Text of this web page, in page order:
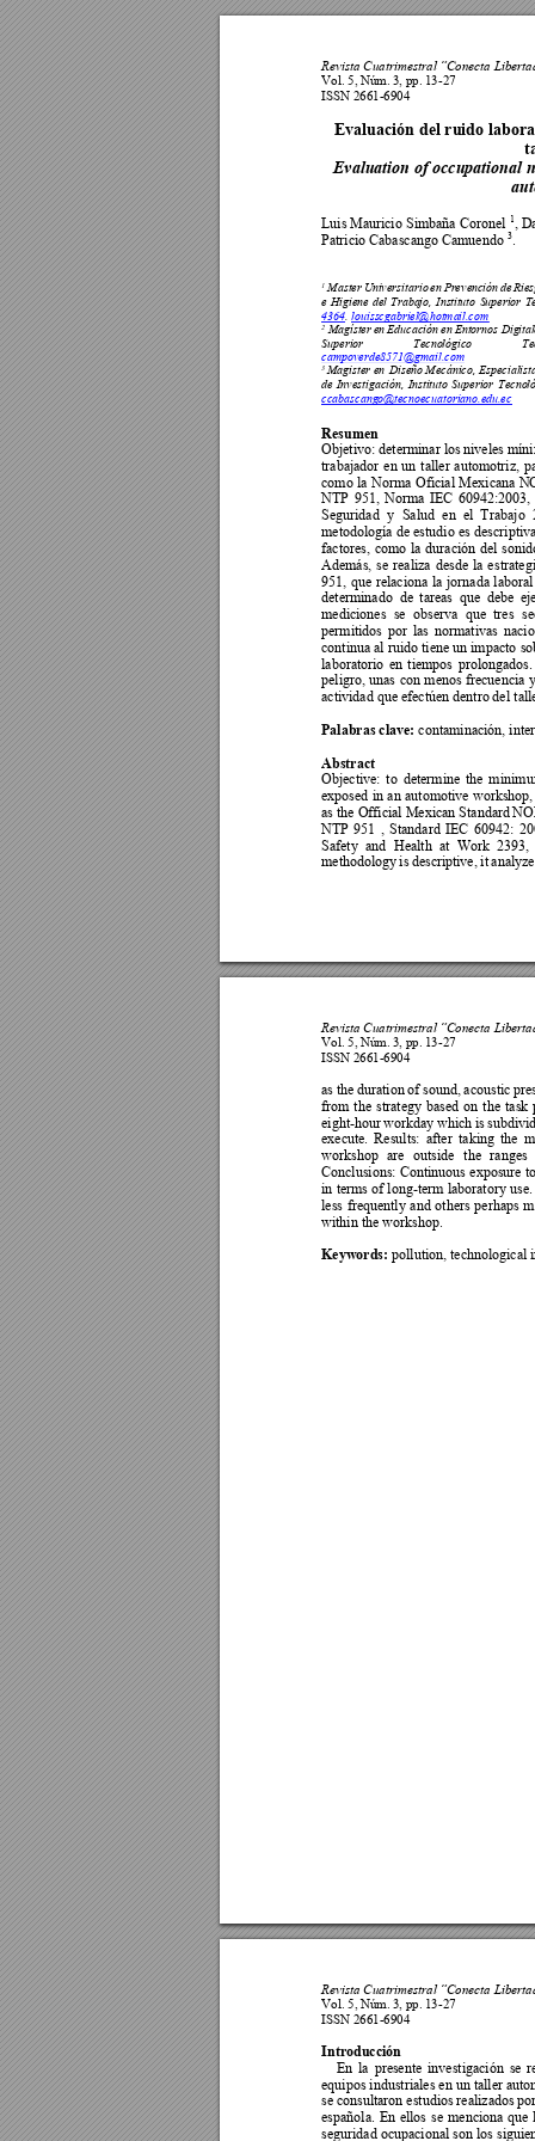
Revista Cuatrimestral “Conecta Liberta
Vol. 5, Núm. 3, pp. 13-27
ISSN 2661-6904
Evaluación del ruido
Evaluation of occupational
Luis Mauricio Simbaña Coronel 1,
Patricio Cabascango Camuendo 3.
1 Master Universitario en Prevención de
e Higiene del Trabajo, Instituto Superior T
4364. louisscgabriel@hotmail.com
2 Magíster en Educación en Entornos Dig
Superior
Tecnológico
campoverde8571@gmail.com
3 Magister en DiseñoMecánico, Esp
de Investigación, Instituto Superior Tecno
ccabascango@tecnoecuatoriano.edu.ec
Resumen
Objetivo: determinar los niveles
trabajador en un taller automotriz,
como la Norma Oficial Mexicana
NTP 951, Norma IEC 60942:2003,
Seguridad y Salud en el Trabajo
metodología deestudio es
factores, como la duración del
Además, se realiza desde la e
951, que relaciona la jornada
determinado de tareas que debe
mediciones se observa que tres
permitidos por las normativas
continua al ruido tiene un impacto
laboratorio en tiempos prolongados
peligro, unas con menos frecuencia
actividad que efectúen dentro del
Palabras clave: contaminación,
Abstract
Objective: to determine the minim
exposed in an automotive
as the Official Mexican Standard
NTP 951 Standard IEC 60942:
Safety and Health at Work 2393,
methodology is descriptive,it
Revista Cuatrimestral “Conecta Liberta
Vol. 5, Núm. 3, pp. 13-27
ISSN 2661-6904
as the duration of sound, acoustic
from the strategy based on the task
eight-hour workday which is
execute. Results: after taking the
workshop are outside the ranges
Conclusions: Continuous exposure
in terms oflong-term laboratory
less frequently and others perhaps
within the workshop.
Keywords: pollution, technological
Revista Cuatrimestral “Conecta Liberta
Vol. 5, Núm. 3, pp. 13-27
ISSN 2661-6904
Introducción
En la presente investigación se
equipos industriales en un taller
se consultaron estudios realizados
española. En ellos se menciona que
seguridad ocupacional son los